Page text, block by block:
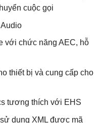
cuộc gọi
với chức năng AEC, hỗ
thiết bị và cung cấp cho
tương thích với EHS
dụng XML được mã